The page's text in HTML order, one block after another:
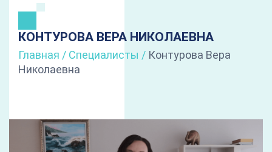
КОНТУРОВА ВЕРА НИКОЛАЕВНА
Главная / Специалисты / Контурова Вера
Николаевна